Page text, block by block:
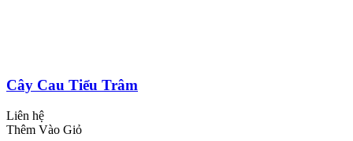
Cây Cau Tiểu Trâm
Liên hệ
Thêm Vào Giỏ